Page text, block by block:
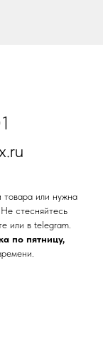
товара или нужна
стесняйтесь
или в telegram.
по пятницу,